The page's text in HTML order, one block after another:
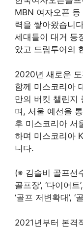
MBN 여자오픈
력을 쌓아왔습니
세대들이 대거 등
았고 드림투어의
2020년 새로운
함께 미스코리아
만의 버킷 챌린지
며, 서울 예선을
후 미스코리아 서
하며 미스코리아
니다.
(※ 김솔비 골프선
골프장’, ‘다이어트
‘골프 저변확대’, ‘
2021년부터 본격